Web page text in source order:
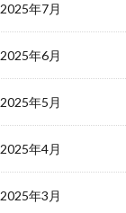
2025年7月
2025年6月
2025年5月
2025年4月
2025年3月